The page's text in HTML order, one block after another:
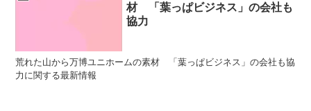
材 「葉っぱビジネス」の会社も
協力
荒れた山から万博ユニホームの素材 「葉っぱビジネス」の会社も協
力に関する最新情報